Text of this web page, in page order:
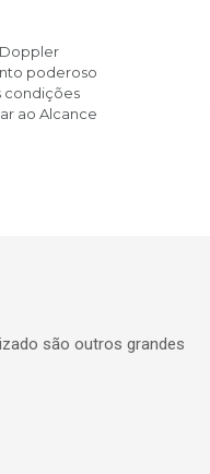
poderoso
condições
ao Alcance
são outros grandes